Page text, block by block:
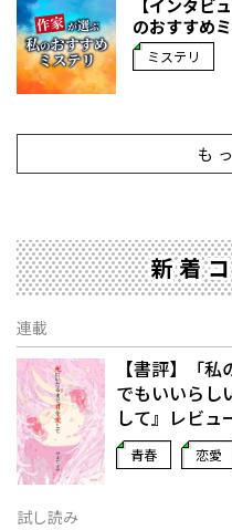
【インタビ
のおすすめ
ミステリ
も
新着
連載
【書評】「
でもいいらし
して』レビュ
青春 恋愛
試し読み